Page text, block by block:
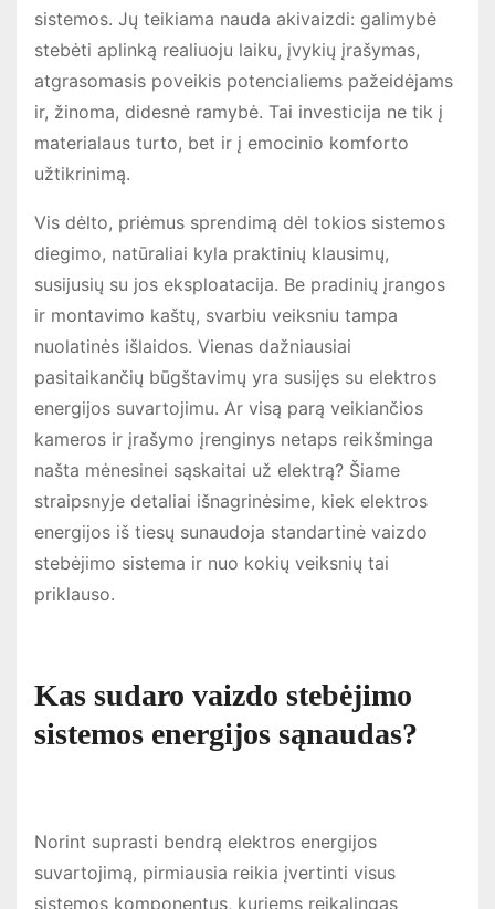
sistemos. Jų teikiama nauda akivaizdi: galimybė
stebėti aplinką realiuoju laiku, įvykių įrašymas,
atgrasomasis poveikis potencialiems pažeidėjams
ir, žinoma, didesnė ramybė. Tai investicija ne tik į
materialaus turto, bet ir į emocinio komforto
užtikrinimą.
Vis dėlto, priėmus sprendimą dėl tokios sistemos
diegimo, natūraliai kyla praktinių klausimų,
susijusių su jos eksploatacija. Be pradinių įrangos
ir montavimo kaštų, svarbiu veiksniu tampa
nuolatinės išlaidos. Vienas dažniausiai
pasitaikančių būgštavimų yra susijęs su elektros
energijos suvartojimu. Ar visą parą veikiančios
kameros ir įrašymo įrenginys netaps reikšminga
našta mėnesinei sąskaitai už elektrą? Šiame
straipsnyje detaliai išnagrinėsime, kiek elektros
energijos iš tiesų sunaudoja standartinė vaizdo
stebėjimo sistema ir nuo kokių veiksnių tai
priklauso.
Kas sudaro vaizdo stebėjimo
sistemos energijos sąnaudas?
Norint suprasti bendrą elektros energijos
suvartojimą, pirmiausia reikia įvertinti visus
sistemos komponentus, kuriems reikalingas